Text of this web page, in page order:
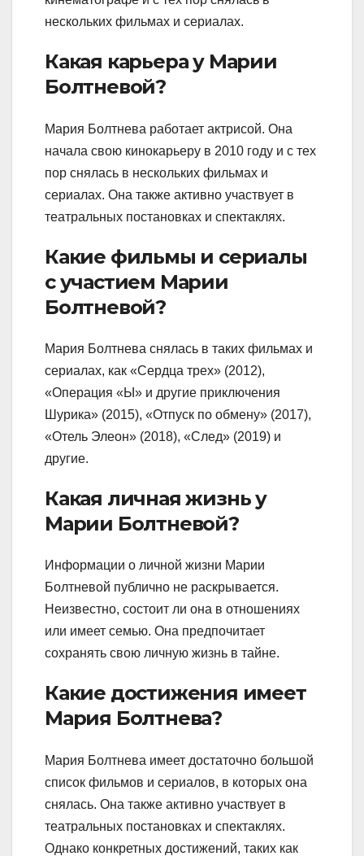
нескольких фильмах и сериалах.
Какая карьера у Марии
Болтневой?
Мария Болтнева работает актрисой. Она
начала свою кинокарьеру в 2010 году и с тех
пор снялась в нескольких фильмах и
сериалах. Она также активно участвует в
театральных постановках и спектаклях.
Какие фильмы и сериалы
с участием Марии
Болтневой?
Мария Болтнева снялась в таких фильмах и
сериалах, как «Сердца трех» (2012),
«Операция «Ы» и другие приключения
Шурика» (2015), «Отпуск по обмену» (2017),
«Отель Элеон» (2018), «След» (2019) и
другие.
Какая личная жизнь у
Марии Болтневой?
Информации о личной жизни Марии
Болтневой публично не раскрывается.
Неизвестно, состоит ли она в отношениях
или имеет семью. Она предпочитает
сохранять свою личную жизнь в тайне.
Какие достижения имеет
Мария Болтнева?
Мария Болтнева имеет достаточно большой
список фильмов и сериалов, в которых она
снялась. Она также активно участвует в
театральных постановках и спектаклях.
Однако конкретных достижений, таких как